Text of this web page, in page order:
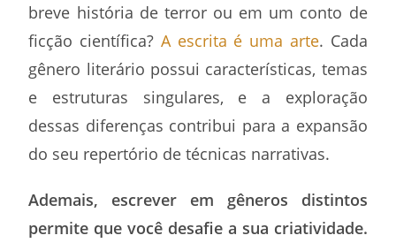
breve história de terror ou em um conto de
ficção científica? A escrita é uma arte. Cada
gênero literário possui características, temas
e estruturas singulares, e a exploração
dessas diferenças contribui para a expansão
do seu repertório de técnicas narrativas.
Ademais, escrever em gêneros distintos
permite que você desafie a sua criatividade.